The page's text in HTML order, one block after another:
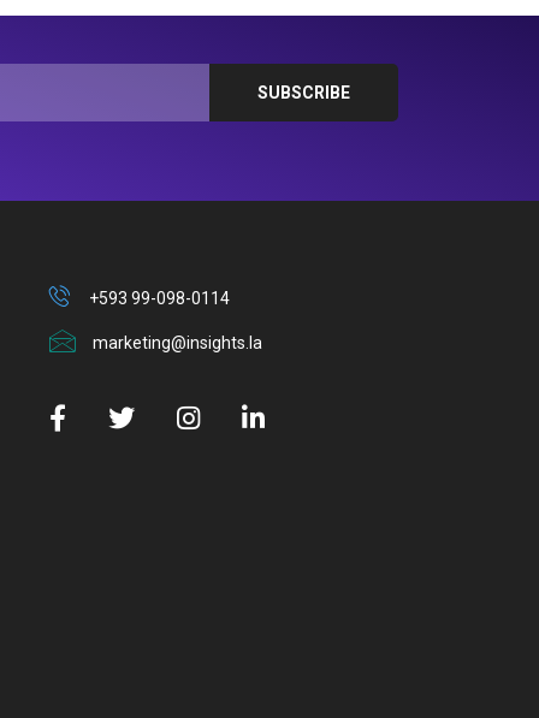
+593 99-098-0114
marketing@insights.la